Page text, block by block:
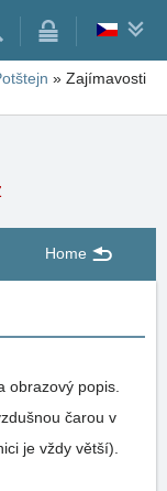
» Zajímavosti
Home
obrazový popis.
čarou v
je vždy větší).